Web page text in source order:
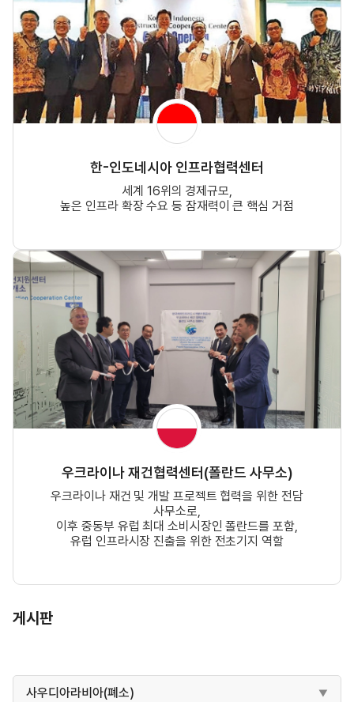
한-인도네시아 인프라협력센터
세계 16위의 경제규모,
높은 인프라 확장 수요 등 잠재력이 큰 핵심 거점
우크라이나 재건협력센터(폴란드 사무소)
우크라이나 재건 및 개발 프로젝트 협력을 위한 전담
사무소로,
이후 중동부 유럽 최대 소비시장인 폴란드를 포함,
유럽 인프라시장 진출을 위한 전초기지 역할
게시판
사우디아라비아(폐소)